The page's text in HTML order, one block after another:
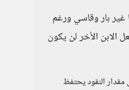
غير بار وقاسي ورغم
الأخر لن يكون
النقود يحتفظ